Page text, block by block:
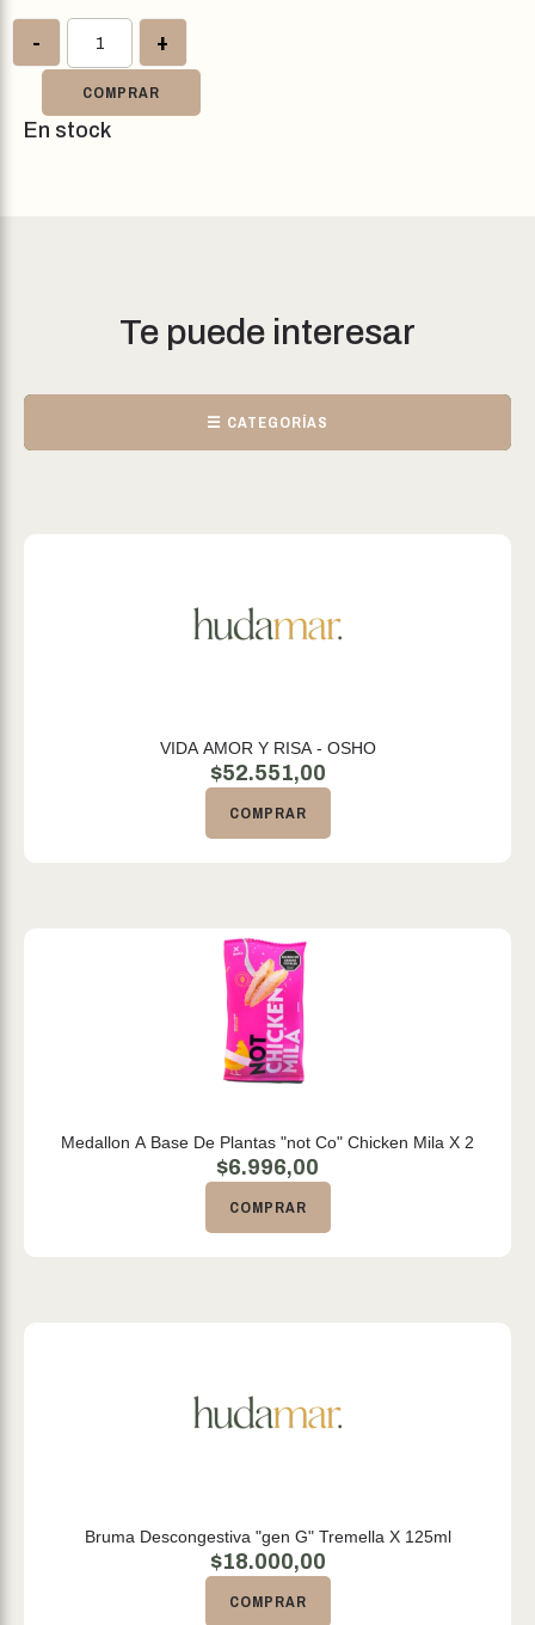
- +
COMPRAR
En stock
Te puede interesar
☰ CATEGORÍAS
VIDA AMOR Y RISA - OSHO
$52.551,00
COMPRAR
Medallon A Base De Plantas "not Co" Chicken Mila X 2
$6.996,00
COMPRAR
Bruma Descongestiva "gen G" Tremella X 125ml
$18.000,00
COMPRAR